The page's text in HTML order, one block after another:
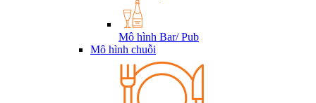
Mô hình Bar/ Pub
Mô hình chuỗi